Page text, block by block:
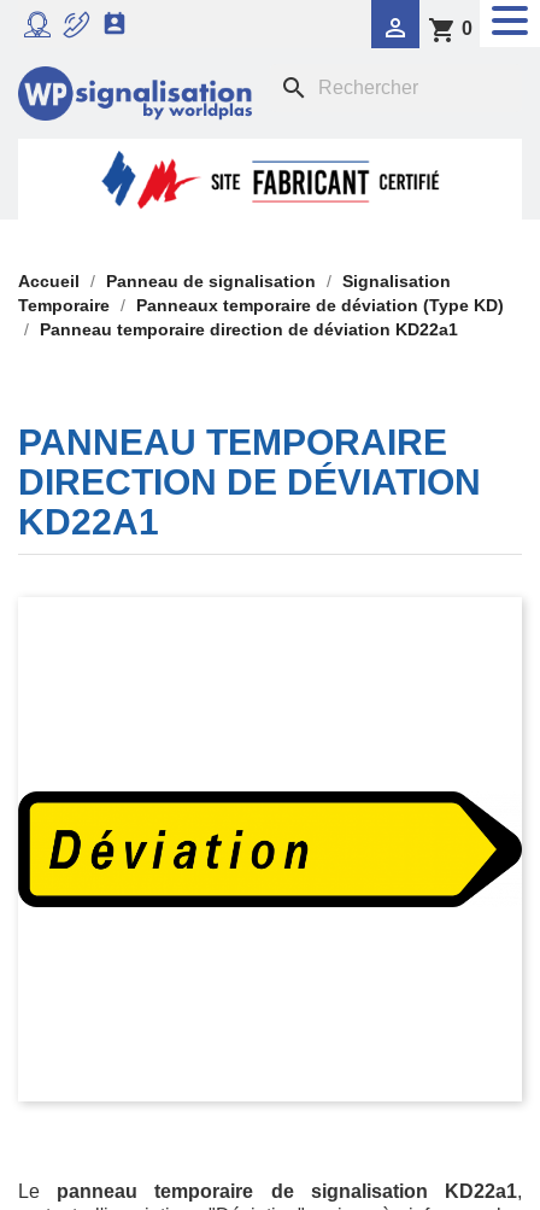
  shopping_cart 0
search
RADAR PÉDAGOGIQUE
SIGNALISATION DYNAMIQUE LUMINEUSE
FEU TRICOLORE COMPORTEMENTAL
PANNEAUX DE SIGNALISATION DE POLICE
SIGNALISATION TEMPORAIRE
PANONCEAUX DE SIGNALISATION
Accueil Panneau de signalisation
Signalisation
Temporaire
Panneaux temporaire de déviation (Type KD)
Panneau temporaire direction de déviation KD22a1
PANNEAU TEMPORAIRE
DIRECTION DE DÉVIATION
KD22A1
Le panneau temporaire de signalisation KD22a1,